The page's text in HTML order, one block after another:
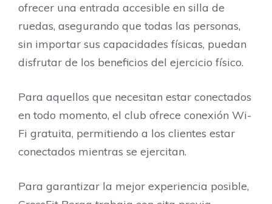
ofrecer una entrada accesible en silla de
ruedas, asegurando que todas las personas,
sin importar sus capacidades físicas, puedan
disfrutar de los beneficios del ejercicio físico.
Para aquellos que necesitan estar conectados
en todo momento, el club ofrece conexión Wi-
Fi gratuita, permitiendo a los clientes estar
conectados mientras se ejercitan.
Para garantizar la mejor experiencia posible,